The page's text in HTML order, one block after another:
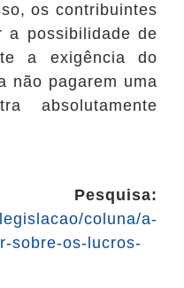
os contribuintes
a possibilidade de
a exigência do
não pagarem uma
absolutamente
coluna/a-
sobre-os-lucros-